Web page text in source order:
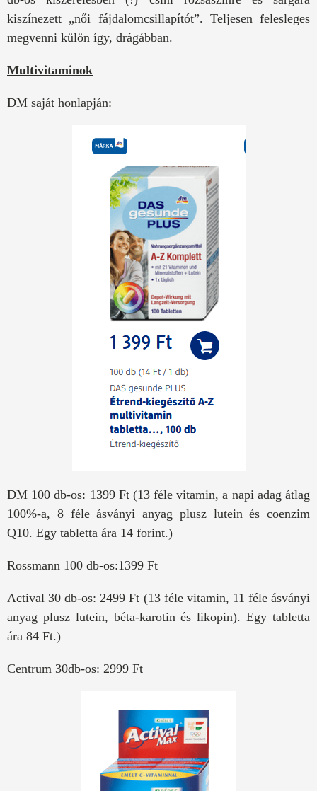
kiszínezett „női fájdalomcsillapítót”. Teljesen felesleges
megvenni külön így, drágábban.
Multivitaminok
DM saját honlapján:
DM 100 db-os: 1399 Ft (13 féle vitamin, a napi adag átlag
100%-a, 8 féle ásványi anyag plusz lutein és coenzim
Q10. Egy tabletta ára 14 forint.)
Rossmann 100 db-os:1399 Ft
Actival 30 db-os: 2499 Ft (13 féle vitamin, 11 féle ásványi
anyag plusz lutein, béta-karotin és likopin). Egy tabletta
ára 84 Ft.)
Centrum 30db-os: 2999 Ft